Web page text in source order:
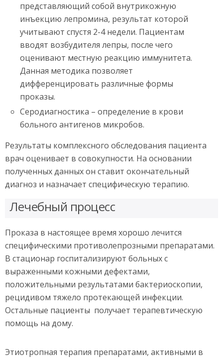
представляющий собой внутрикожную
инъекцию лепромина, результат которой
учитывают спустя 2-4 недели. Пациентам
вводят возбудителя лепры, после чего
оценивают местную реакцию иммунитета.
Данная методика позволяет
дифференцировать различные формы
проказы.
Серодиагностика – определение в крови
больного антигенов микробов.
Результаты комплексного обследования пациента
врач оценивает в совокупности. На основании
полученных данных он ставит окончательный
диагноз и назначает специфическую терапию.
Лечебный процесс
Проказа в настоящее время хорошо лечится
специфическими противолепрозными препаратами.
В стационар госпитализируют больных с
выраженными кожными дефектами,
положительными результатами бактериоскопии,
рецидивом тяжело протекающей инфекции.
Остальные пациенты получает терапевтическую
помощь на дому.
Этиотропная терапия препаратами, активными в